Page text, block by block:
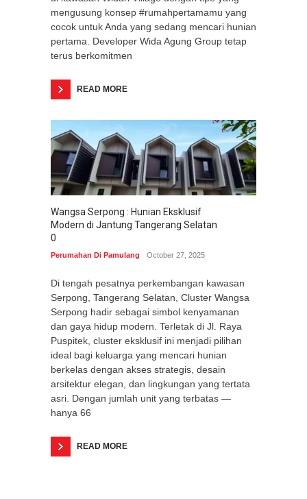
mengusung konsep #rumahpertamamu yang
cocok untuk Anda yang sedang mencari hunian
pertama. Developer Wida Agung Group tetap
terus berkomitmen
READ MORE
Wangsa Serpong : Hunian Eksklusif
Modern di Jantung Tangerang Selatan
0
Perumahan Di Pamulang October 27, 2025
Di tengah pesatnya perkembangan kawasan
Serpong, Tangerang Selatan, Cluster Wangsa
Serpong hadir sebagai simbol kenyamanan
dan gaya hidup modern. Terletak di Jl. Raya
Puspitek, cluster eksklusif ini menjadi pilihan
ideal bagi keluarga yang mencari hunian
berkelas dengan akses strategis, desain
arsitektur elegan, dan lingkungan yang tertata
asri. Dengan jumlah unit yang terbatas —
hanya 66
READ MORE